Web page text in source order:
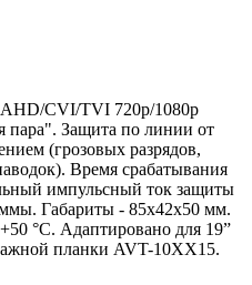
AHD/CVI/TVI 720p/1080p
пара". Защита по линии от
(грозовых разрядов,
Время срабатывания
импульсный ток защиты
Габариты - 85х42х50 мм.
°С. Адаптировано для 19”
планки AVT-10XХ15.